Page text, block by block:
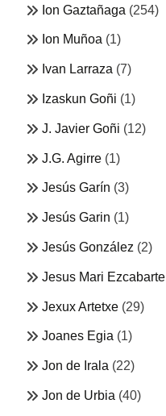
Ion Gaztañaga (254)
Ion Muñoa (1)
Ivan Larraza (7)
Izaskun Goñi (1)
J. Javier Goñi (12)
J.G. Agirre (1)
Jesús Garín (3)
Jesús Garin (1)
Jesús González (2)
Jesus Mari Ezcabarte
Jexux Artetxe (29)
Joanes Egia (1)
Jon de Irala (22)
Jon de Urbia (40)